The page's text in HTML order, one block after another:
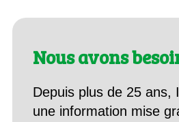
Nous avons
Depuis plus de 25 ans,
une information mise